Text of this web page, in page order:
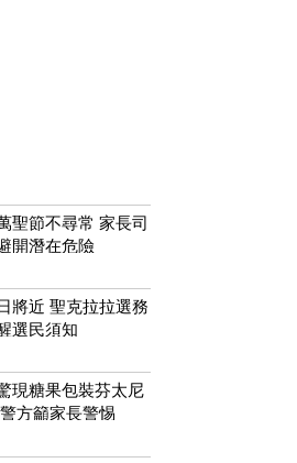
聖節不尋常 家長司
開潛在危險
將近 聖克拉拉選務
選民須知
現糖果包裝芬太尼
方籲家長警惕